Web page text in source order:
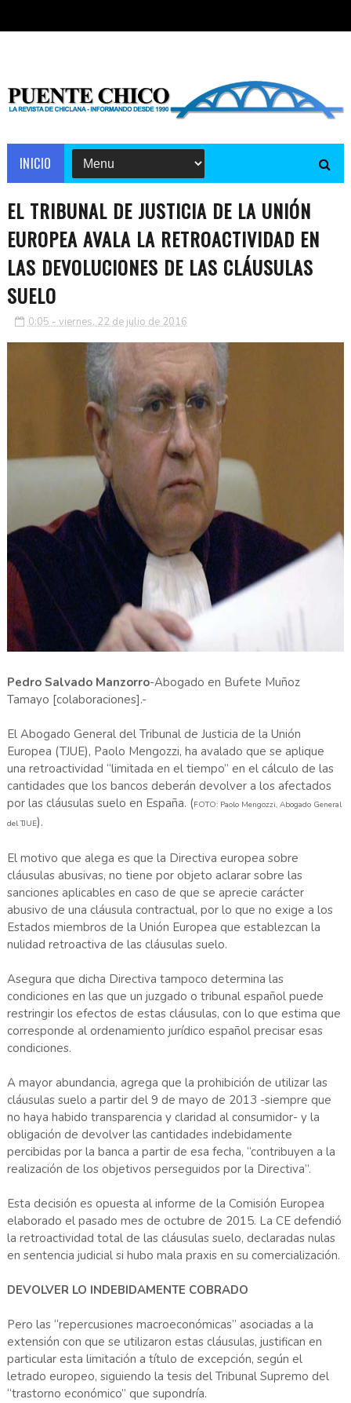
INICIO
EL TRIBUNAL DE JUSTICIA DE LA UNIÓN
EUROPEA AVALA LA RETROACTIVIDAD EN
LAS DEVOLUCIONES DE LAS CLÁUSULAS
SUELO
0:05 - viernes, 22 de julio de 2016
Pedro Salvado Manzorro-Abogado en Bufete Muñoz
Tamayo [colaboraciones].-
El Abogado General del Tribunal de Justicia de la Unión
Europea (TJUE), Paolo Mengozzi, ha avalado que se aplique
una retroactividad “limitada en el tiempo” en el cálculo de las
cantidades que los bancos deberán devolver a los afectados
por las cláusulas suelo en España. (FOTO: Paolo Mengozzi, Abogado General
del TJUE).
El motivo que alega es que la Directiva europea sobre
cláusulas abusivas, no tiene por objeto aclarar sobre las
sanciones aplicables en caso de que se aprecie carácter
abusivo de una cláusula contractual, por lo que no exige a los
Estados miembros de la Unión Europea que establezcan la
nulidad retroactiva de las cláusulas suelo.
Asegura que dicha Directiva tampoco determina las
condiciones en las que un juzgado o tribunal español puede
restringir los efectos de estas cláusulas, con lo que estima que
corresponde al ordenamiento jurídico español precisar esas
condiciones.
A mayor abundancia, agrega que la prohibición de utilizar las
cláusulas suelo a partir del 9 de mayo de 2013 -siempre que
no haya habido transparencia y claridad al consumidor- y la
obligación de devolver las cantidades indebidamente
percibidas por la banca a partir de esa fecha, “contribuyen a la
realización de los objetivos perseguidos por la Directiva”.
Esta decisión es opuesta al informe de la Comisión Europea
elaborado el pasado mes de octubre de 2015. La CE defendió
la retroactividad total de las cláusulas suelo, declaradas nulas
en sentencia judicial si hubo mala praxis en su comercialización.
DEVOLVER LO INDEBIDAMENTE COBRADO
Pero las “repercusiones macroeconómicas” asociadas a la
extensión con que se utilizaron estas cláusulas, justifican en
particular esta limitación a título de excepción, según el
letrado europeo, siguiendo la tesis del Tribunal Supremo del
“trastorno económico” que supondría.